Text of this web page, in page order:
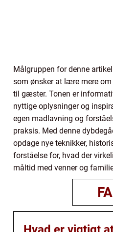
Målgruppen for denne
som ønsker at lære mere
til gæster. Tonen er
nyttige oplysninger og
egen madlavning og
praksis. Med denne
opdage nye teknikker,
forståelse for, hvad der
måltid med venner og